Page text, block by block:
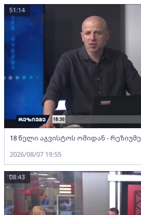
18 წელი აგვისტოს ომიდან - რეზიუმე
51:14
2026/08/07 19:55
08:43